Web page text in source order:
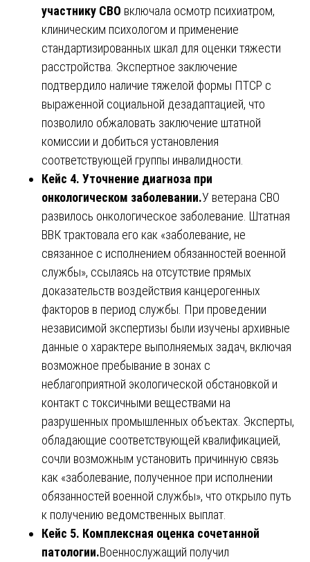
участнику СВО включала осмотр психиатром,
клиническим психологом и применение
стандартизированных шкал для оценки тяжести
расстройства. Экспертное заключение
подтвердило наличие тяжелой формы ПТСР с
выраженной социальной дезадаптацией, что
позволило обжаловать заключение штатной
комиссии и добиться установления
соответствующей группы инвалидности.
Кейс 4. Уточнение диагноза при
онкологическом заболевании.У ветерана СВО
развилось онкологическое заболевание. Штатная
ВВК трактовала его как «заболевание, не
связанное с исполнением обязанностей военной
службы», ссылаясь на отсутствие прямых
доказательств воздействия канцерогенных
факторов в период службы. При проведении
независимой экспертизы были изучены архивные
данные о характере выполняемых задач, включая
возможное пребывание в зонах с
неблагоприятной экологической обстановкой и
контакт с токсичными веществами на
разрушенных промышленных объектах. Эксперты,
обладающие соответствующей квалификацией,
сочли возможным установить причинную связь
как «заболевание, полученное при исполнении
обязанностей военной службы», что открыло путь
к получению ведомственных выплат.
Кейс 5. Комплексная оценка сочетанной
патологии.Военнослужащий получил